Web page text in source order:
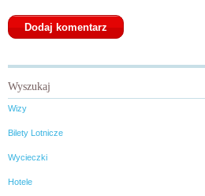
Wyszukaj
Wizy
Bilety Lotnicze
Wycieczki
Hotele